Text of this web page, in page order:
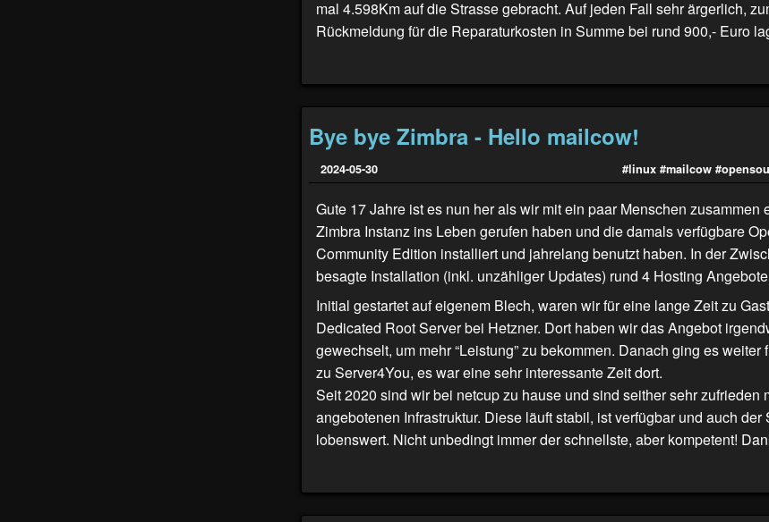
mal 4.598Km auf die Strasse gebracht. Auf jeden Fall sehr ärgerlich,
Rückmeldung für die Reparaturkosten in Summe bei rund 900,- Euro
Bye bye Zimbra - Hello mailcow!
2024-05-30 #linux #mailcow
Gute 17 Jahre ist es nun her als wir mit ein paar Menschen zusammen
Zimbra Instanz ins Leben gerufen haben und die damals verfügbare
Community Edition installiert und jahrelang benutzt haben. In der
besagte Installation (inkl. unzähliger Updates) rund 4 Hosting
Initial gestartet auf eigenem Blech, waren wir für eine lange Zeit zu
Dedicated Root Server bei Hetzner. Dort haben wir das Angebot
gewechselt, um mehr “Leistung” zu bekommen. Danach ging es weiter
zu Server4You, es war eine sehr interessante Zeit dort.
Seit 2020 sind wir bei netcup zu hause und sind seither sehr zufrieden
angebotenen Infrastruktur. Diese läuft stabil, ist verfügbar und auch der
lobenswert. Nicht unbedingt immer der schnellste, aber kompetent!